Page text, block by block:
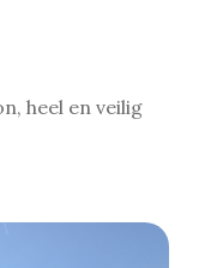
heel en veilig